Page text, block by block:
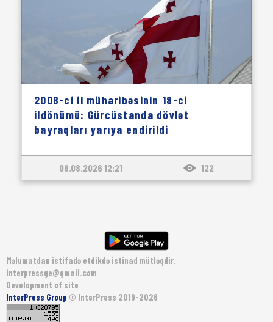
2008-ci il müharibəsinin 18-ci
ildönümü: Gürcüstanda dövlət
bayraqları yarıya endirildi
08.08.2026 12:21 122
Məlumatdan istifadə etdikdə istinad mütləqdir.
interpressge@gmail.com
Development of site
InterPress Group © InterPress 2019-2026